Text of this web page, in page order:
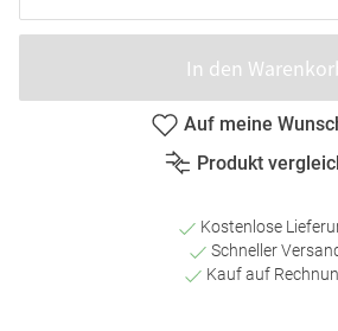
In den
Auf meine
Produkt
Kostenlose
Schneller
Kauf auf